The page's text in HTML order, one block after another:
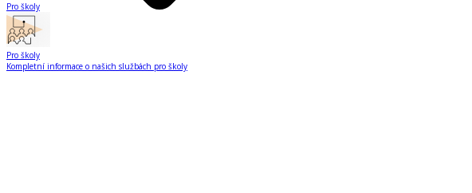
Pro školy
Pro školy
Kompletní informace o našich službách pro školy